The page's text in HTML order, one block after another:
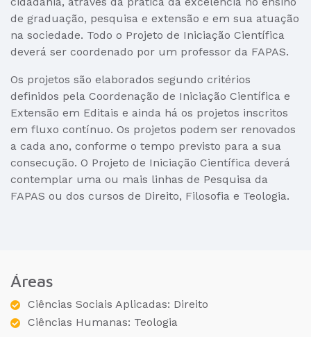
de graduação, pesquisa e extensão e em sua atuação
na sociedade. Todo o Projeto de Iniciação Científica
deverá ser coordenado por um professor da FAPAS.
Os projetos são elaborados segundo critérios
definidos pela Coordenação de Iniciação Científica e
Extensão em Editais e ainda há os projetos inscritos
em fluxo contínuo. Os projetos podem ser renovados
a cada ano, conforme o tempo previsto para a sua
consecução. O Projeto de Iniciação Científica deverá
contemplar uma ou mais linhas de Pesquisa da
FAPAS ou dos cursos de Direito, Filosofia e Teologia.
Áreas
Ciências Sociais Aplicadas: Direito
Ciências Humanas: Teologia